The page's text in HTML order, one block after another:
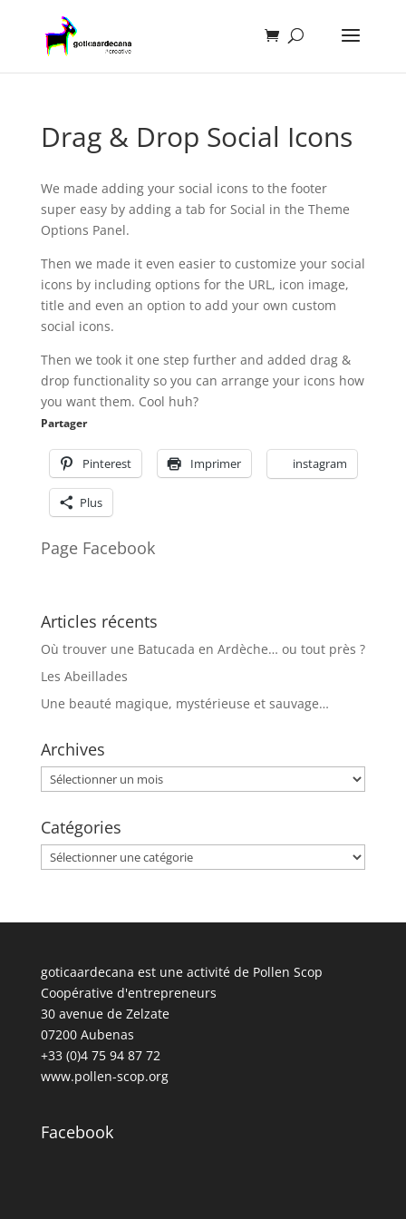
Drag & Drop Social Icons
We made adding your social icons to the footer
super easy by adding a tab for Social in the Theme
Options Panel.
Then we made it even easier to customize your social
icons by including options for the URL, icon image,
title and even an option to add your own custom
social icons.
Then we took it one step further and added drag &
drop functionality so you can arrange your icons how
you want them. Cool huh?
Partager
Pinterest Imprimer instagram
Plus
Page Facebook
Articles récents
Où trouver une Batucada en Ardèche… ou tout près ?
Les Abeillades
Une beauté magique, mystérieuse et sauvage…
Archives
Archives
Catégories
Catégories
goticaardecana est une activité de Pollen Scop
Coopérative d'entrepreneurs
30 avenue de Zelzate
07200 Aubenas
+33 (0)4 75 94 87 72
www.pollen-scop.org
Facebook